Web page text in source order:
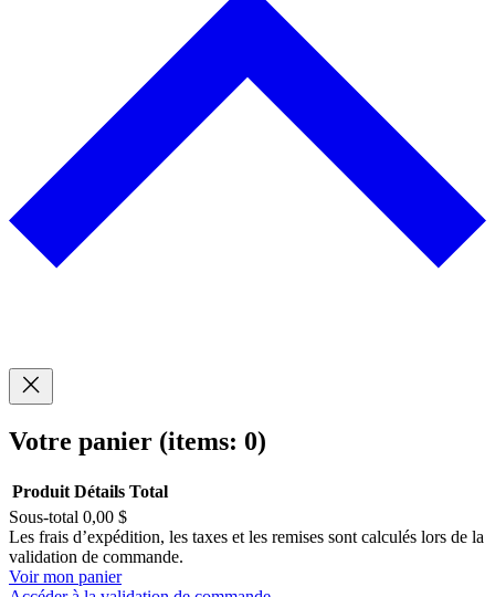
Votre panier (items: 0)
Produits
dans
Produit Détails Total
Sous-total 0,00 $
Les frais d’expédition, les taxes et les remises sont calculés lors de la
validation de commande.
Voir mon panier